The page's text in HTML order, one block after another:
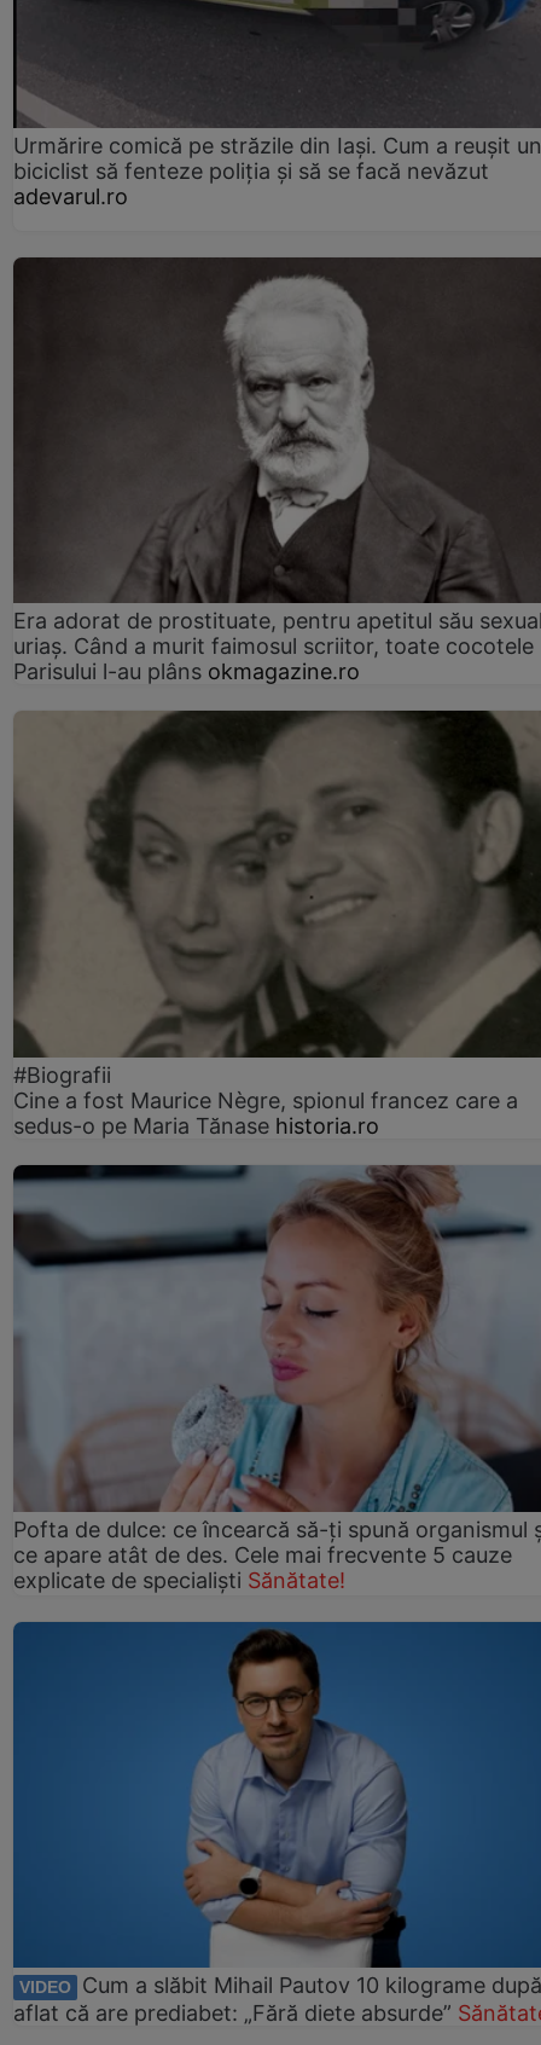
Urmărire comică pe străzile din Iași. Cum a reușit un
biciclist să fenteze poliția și să se facă nevăzut
adevarul.ro
Era adorat de prostituate, pentru apetitul său
uriaș. Când a murit faimosul scriitor, toate cocotele
Parisului l-au plâns okmagazine.ro
#Biografii
Cine a fost Maurice Nègre, spionul francez care a
sedus-o pe Maria Tănase historia.ro
Pofta de dulce: ce încearcă să-ți spună organismul
ce apare atât de des. Cele mai frecvente 5 cauze
explicate de specialiști Sănătate!
VIDEO
Cum a slăbit Mihail Pautov 10 kilograme
aflat că are prediabet: „Fără diete absurde”